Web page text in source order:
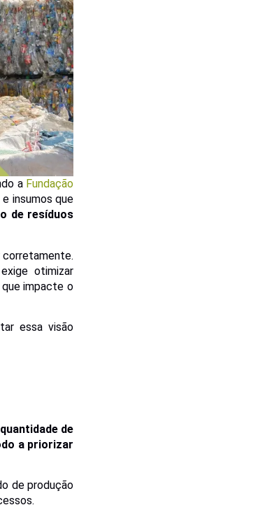
a Fundação
insumos que
de resíduos
corretamente.
otimizar
impacte o
essa visão
de
a priorizar
de produção